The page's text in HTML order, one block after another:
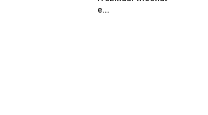
e...